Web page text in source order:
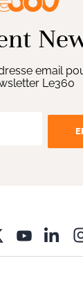
email
Le360